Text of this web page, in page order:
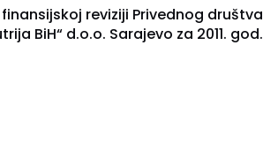
reviziji Privednog društva
BiH“ d.o.o. Sarajevo za 2011. god.